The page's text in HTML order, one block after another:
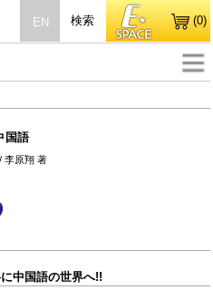
EN 検索 (0)
国語
李原翔 著
中国語の世界へ!!